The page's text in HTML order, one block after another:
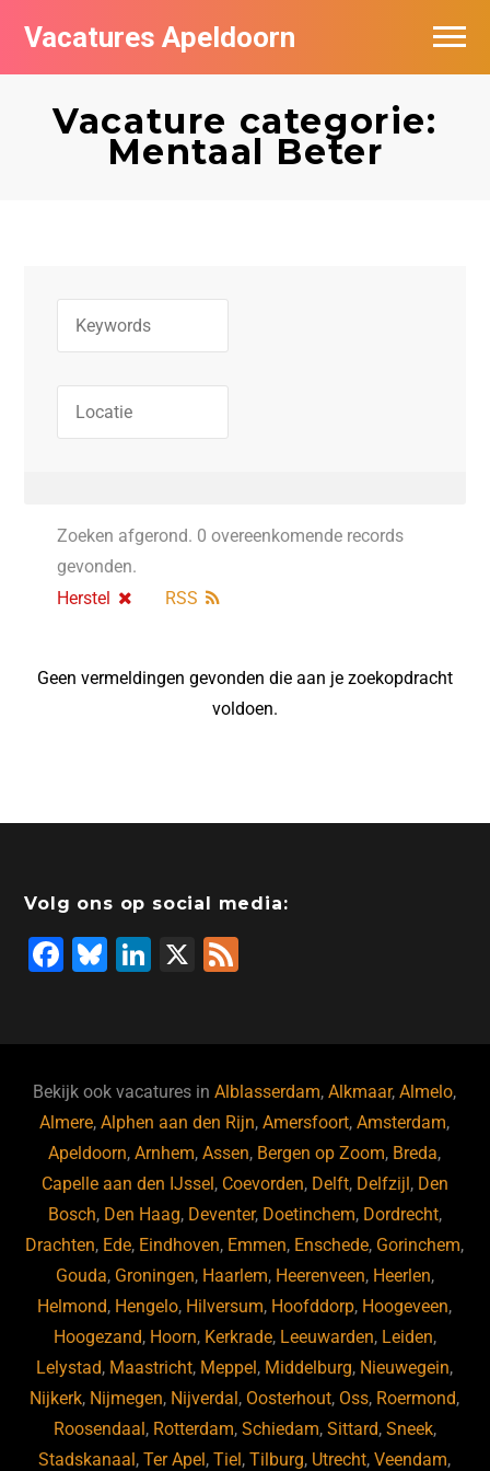
Vacatures Apeldoorn
Vacature categorie:
Mentaal Beter
Zoeken afgerond. 0 overeenkomende records
gevonden.
Herstel
RSS
Geen vermeldingen gevonden die aan je zoekopdracht
voldoen.
Volg ons op social media:
F
b
o
o
k
Bl
ky
Li
dI
n
X
Bekijk ook vacatures inAlblasserdam,Alkmaar,Almelo,
Almere,Alphen aan den Rijn,Amersfoort,Amsterdam,
Apeldoorn,Arnhem,Assen, Bergen op Zoom, Breda,
Capelle aan den IJssel , Coevorden, Delft, Delfzijl , Den
Bosch, Den Haag, Deventer, Doetinchem, Dordrecht,
Drachten, Ede, Eindhoven, Emmen, Enschede, Gorinchem,
Gouda, Groningen, Haarlem, Heerenveen, Heerlen,
Helmond, Hengelo, Hilversum, Hoofddorp, Hoogeveen,
Hoogezand, Hoorn, Kerkrade, Leeuwarden, Leiden,
Lelystad, Maastricht, Meppel , Middelburg, Nieuwegein,
Nijkerk, Nijmegen, Nijverdal , Oosterhout, Oss, Roermond,
Roosendaal , Rotterdam, Schiedam, Sittard, Sneek,
Stadskanaal ,Ter Apel ,Tiel ,Tilburg, Utrecht,Veendam,
Vacatures per bedrijf
De populairste vacatures in Apeldoorn